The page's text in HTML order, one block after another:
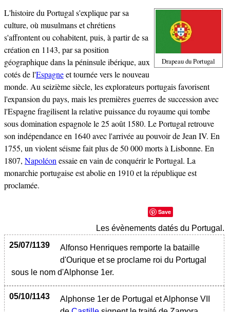
Drapeau du Portugal
L'histoire du Portugal s'explique par sa
culture, où musulmans et chrétiens
s'affrontent ou cohabitent, puis, à partir de sa
création en 1143, par sa position
géographique dans la péninsule ibérique, aux
cotés de l'Espagneet tournée vers le nouveau
monde. Au seizième siècle, les explorateurs portugais favorisent
l'expansion du pays, mais les premières guerres de succession avec
l'Espagne fragilisent la relative puissance du royaume qui tombe
sous domination espagnole le 25 août 1580. Le Portugal retrouve
son indépendance en 1640 avec l'arrivée au pouvoir de Jean IV. En
1755, un violent séisme fait plus de 50 000 morts à Lisbonne. En
1807, Napoléon essaie en vain de conquérir le Portugal. La
monarchie portugaise est abolie en 1910 et la république est
proclamée.
Save
Les évènements datés du Portugal.
25/07/1139
Alfonso Henriques remporte la bataille
d'Ourique et se proclame roi du Portugal
sous le nom d'Alphonse 1er.
05/10/1143
Alphonse 1er de Portugal et Alphonse VII